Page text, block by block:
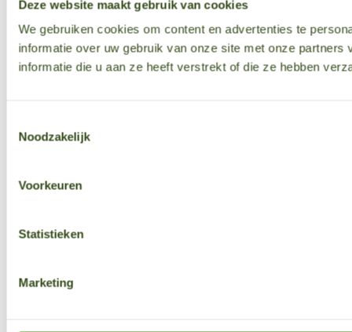
Deze website maakt gebruik van cookies
We gebruiken cookies om content en advertenties te
informatie over uw gebruik van onze site met onze
informatie die u aan ze heeft verstrekt of die ze hebben
Noodzakelijk
Voorkeuren
Statistieken
Marketing